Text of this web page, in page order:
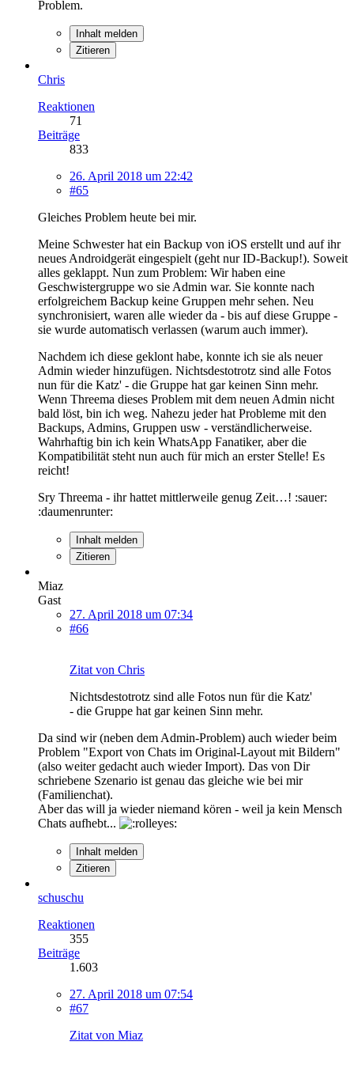
Problem.
Inhalt melden
Zitieren
Chris
Reaktionen
71
Beiträge
833
26. April 2018 um 22:42
#65
Gleiches Problem heute bei mir.
Meine Schwester hat ein Backup von iOS erstellt und auf ihr
neues Androidgerät eingespielt (geht nur ID-Backup!). Soweit
alles geklappt. Nun zum Problem: Wir haben eine
Geschwistergruppe wo sie Admin war. Sie konnte nach
erfolgreichem Backup keine Gruppen mehr sehen. Neu
synchronisiert, waren alle wieder da - bis auf diese Gruppe -
sie wurde automatisch verlassen (warum auch immer).
Nachdem ich diese geklont habe, konnte ich sie als neuer
Admin wieder hinzufügen. Nichtsdestotrotz sind alle Fotos
nun für die Katz' - die Gruppe hat gar keinen Sinn mehr.
Wenn Threema dieses Problem mit dem neuen Admin nicht
bald löst, bin ich weg. Nahezu jeder hat Probleme mit den
Backups, Admins, Gruppen usw - verständlicherweise.
Wahrhaftig bin ich kein WhatsApp Fanatiker, aber die
Kompatibilität steht nun auch für mich an erster Stelle! Es
reicht!
Sry Threema - ihr hattet mittlerweile genug Zeit…! :sauer:
:daumenrunter:
Inhalt melden
Zitieren
Miaz
Gast
27. April 2018 um 07:34
#66
Zitat von Chris
Nichtsdestotrotz sind alle Fotos nun für die Katz'
- die Gruppe hat gar keinen Sinn mehr.
Da sind wir (neben dem Admin-Problem) auch wieder beim
Problem "Export von Chats im Original-Layout mit Bildern"
(also weiter gedacht auch wieder Import). Das von Dir
schriebene Szenario ist genau das gleiche wie bei mir
(Familienchat).
Aber das will ja wieder niemand kören - weil ja kein Mensch
Chats aufhebt...
Inhalt melden
Zitieren
schuschu
Reaktionen
355
Beiträge
1.603
27. April 2018 um 07:54
#67
Zitat von Miaz